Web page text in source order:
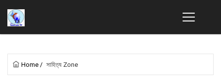
Home / সাহিত্য Zone